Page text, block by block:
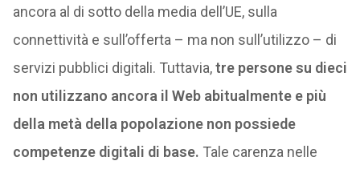
ancora al di sotto della media dell’UE, sulla
connettività e sull’offerta – ma non sull’utilizzo – di
servizi pubblici digitali. Tuttavia,tre persone su dieci
non utilizzano ancora il Web abitualmente e più
della metà della popolazione non possiede
competenze digitali di base. Tale carenza nelle